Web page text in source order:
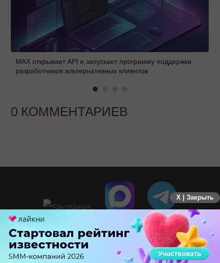
MAX открывает API и запускает программу поддержки
разработчиков альтернативных клиентов
0 КОММЕНТАРИЕВ
X | Закрыть
ПЕРЕЙТИ НА ПОЛНУЮ ВЕРСИЮ
© SEOnews.ru Все права защищены. 2026